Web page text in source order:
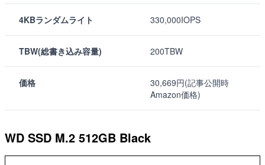
4KBランダムライト 330,000IOPS
TBW(総書き込み容量) 200TBW
価格
30,669円(記事公開時
Amazon価格)
WD SSD M.2 512GB Black